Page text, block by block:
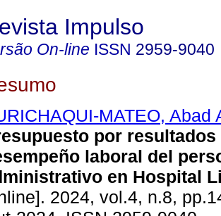
Impulso
On-line ISSN 2959-9040
MATEO, Abad
por resultados
laboral del
en Hospital
2024, vol.4, n.8,